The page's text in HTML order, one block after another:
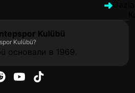
Kulübü
Kulübü?
основали в 1969.